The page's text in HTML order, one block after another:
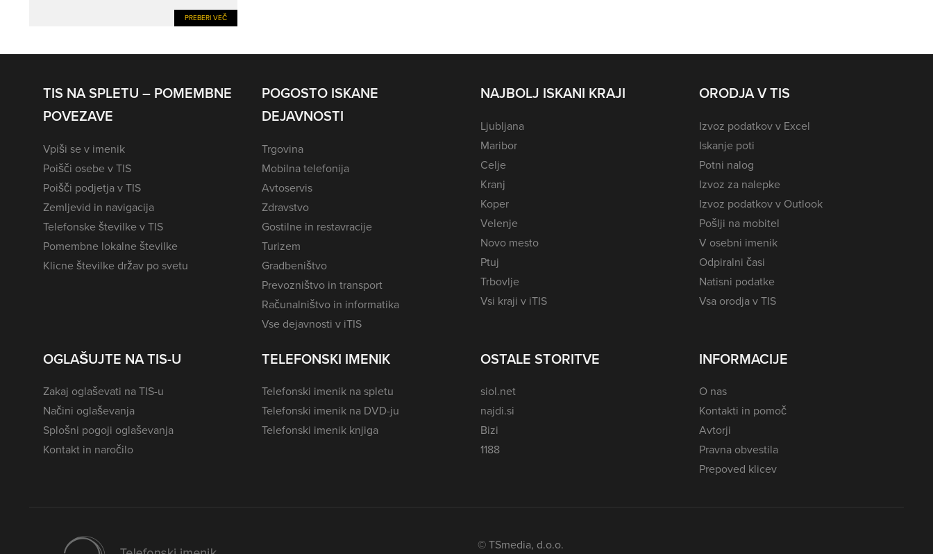
PREBERI VEČ
TIS NA SPLETU – POMEMBNE
POVEZAVE
Vpiši se v imenik
Poišči osebe v TIS
Poišči podjetja v TIS
Zemljevid in navigacija
Telefonske številke v TIS
Pomembne lokalne številke
Klicne številke držav po svetu
POGOSTO ISKANE
DEJAVNOSTI
Trgovina
Mobilna telefonija
Avtoservis
Zdravstvo
Gostilne in restavracije
Turizem
Gradbeništvo
Prevozništvo in transport
Računalništvo in informatika
Vse dejavnosti v iTIS
NAJBOLJ ISKANI KRAJI
Ljubljana
Maribor
Celje
Kranj
Koper
Velenje
Novo mesto
Ptuj
Trbovlje
Vsi kraji v iTIS
ORODJA V TIS
Izvoz podatkov v Excel
Iskanje poti
Potni nalog
Izvoz za nalepke
Izvoz podatkov v Outlook
Pošlji na mobitel
V osebni imenik
Odpiralni časi
Natisni podatke
Vsa orodja v TIS
OGLAŠUJTE NA TIS-U
Zakaj oglaševati na TIS-u
Načini oglaševanja
Splošni pogoji oglaševanja
Kontakt in naročilo
TELEFONSKI IMENIK
Telefonski imenik na spletu
Telefonski imenik na DVD-ju
Telefonski imenik knjiga
OSTALE STORITVE
siol.net
najdi.si
Bizi
1188
INFORMACIJE
O nas
Kontakti in pomoč
Avtorji
Pravna obvestila
Prepoved klicev
© TSmedia, d.o.o.